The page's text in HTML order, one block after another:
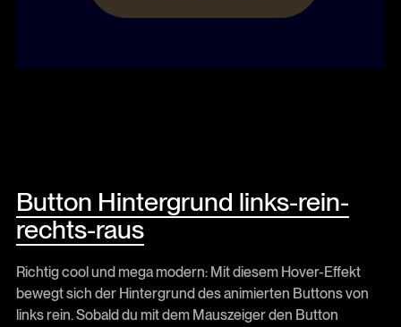
Button Hintergrund links-rein-
rechts-raus
Richtig cool und mega modern: Mit diesem Hover-Effekt
bewegt sich der Hintergrund des animierten Buttons von
links rein. Sobald du mit dem Mauszeiger den Button